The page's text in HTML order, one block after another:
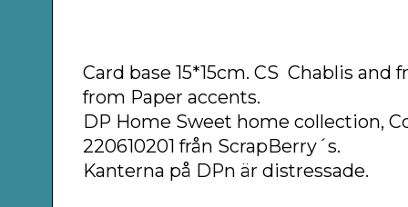
Card base 15*15cm. CS Chablis
from Paper accents.
DP Home Sweet home collection,
220610201 från ScrapBerry´s.
Kanterna på DPn är distressade.